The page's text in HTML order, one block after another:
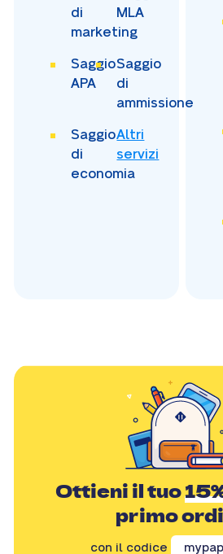
di
marketing
MLA
Saggio
APA
Saggio
di
ammissione
Saggio
di
economia
Altri
servizi
Ottieni il tuo
primo
con il codice